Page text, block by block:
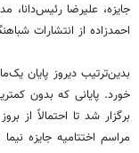
جایزه، علیرضا رئیس‌دانا،
احمدزاده از انتشارات
بدین‌ترتیب دیروز پایان
خورد. پایانی که بدون
برگزار شد تا احتمالاً از